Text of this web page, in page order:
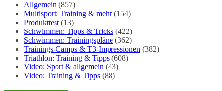
Allgemein (857)
Multisport: Training & mehr(154)
Produkttest(13)
Schwimmen: Tipps & Tricks (422)
Schwimmen: Trainingspläne (362)
Trainings-Camps & T3-Impressionen (382)
Triathlon: Training & Tipps (608)
Video: Sport & allgemein (43)
Video: Training & Tipps (88)